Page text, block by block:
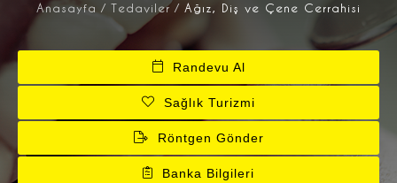
Anasayfa Tedaviler Ağız, Diş ve Çene Cerrahisi
Randevu Al
Sağlık Turizmi
Röntgen Gönder
Banka Bilgileri
Klinik Estedent
Size nasıl yardımcı olabilirim ?